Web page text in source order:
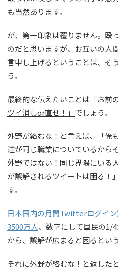
も当然あります。
が、第一印象は覆りません。殴
のだと思いますが、お互いの人
言申し上げるということは、そ
う。
最終的な伝えたいことは 「お前
ツイ消しor直せ！」 でしょう。
外野が絡むな！と言えば、「俺
達が同じ職業についているから
外野ではない！同じ界隈にいる
が誤解されるツイートは困る！
す。
日本国内の月間Twitterログイ
3500万人、数字にして国民の1/
から、誤解が広まると困るとい
それに外野が絡むな！と返した